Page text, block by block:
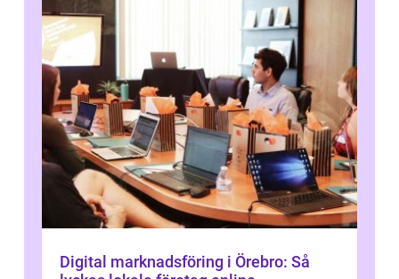
Digital marknadsföring i Örebro: Så